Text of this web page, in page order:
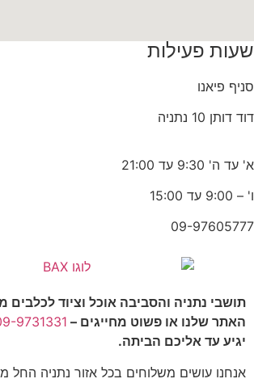
פעילות
פיאנו
דותן 10 נתניה
ה' 9:30 עד 21:00
15:00
09-
תושבי נתניה והסביבה אוכל וציוד לכלבים
האתר שלנו או פשוט מחייגים –09-9731331
יגיע עד אליכם הביתה.
אנחנו עושים משלוחים בכל אזור נתניה החל